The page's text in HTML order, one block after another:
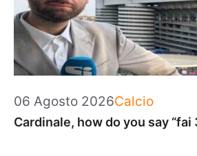
06 Agosto 2026Categorie
Calcio
Cardinale, how do you say “fai